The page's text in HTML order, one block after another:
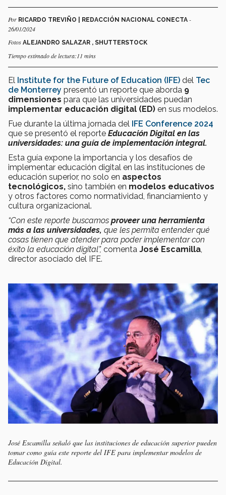
Por RICARDO TREVIÑO | REDACCIÓN NACIONAL CONECTA -
26/01/2024
Fotos ALEJANDRO SALAZAR , SHUTTERSTOCK
Tiempo estimado de lectura:11 mins
El Institute for the Future of Education (IFE) del Tec
de Monterrey presentó un reporte que aborda 9
dimensiones para que las universidades puedan
implementar educación digital (ED) en sus modelos.
Fue durante la última jornada del IFE Conference 2024
que se presentó el reporte Educación Digital en las
universidades: una guía de implementación integral.
Esta guía expone la importancia y los desafíos de
implementar educación digital en las instituciones de
educación superior, no solo en aspectos
tecnológicos, sino también en modelos educativos
y otros factores como normatividad, financiamiento y
cultura organizacional.
“Con este reporte buscamos proveer una herramienta
más a las universidades, que les permita entender qué
cosas tienen que atender para poder implementar con
éxito la educación digital”, comenta José Escamilla
director asociado del IFE.
José Escamilla señaló que las instituciones de educación superior pueden
tomar como guía este reporte del IFE para implementar modelos de
Educación Digital.